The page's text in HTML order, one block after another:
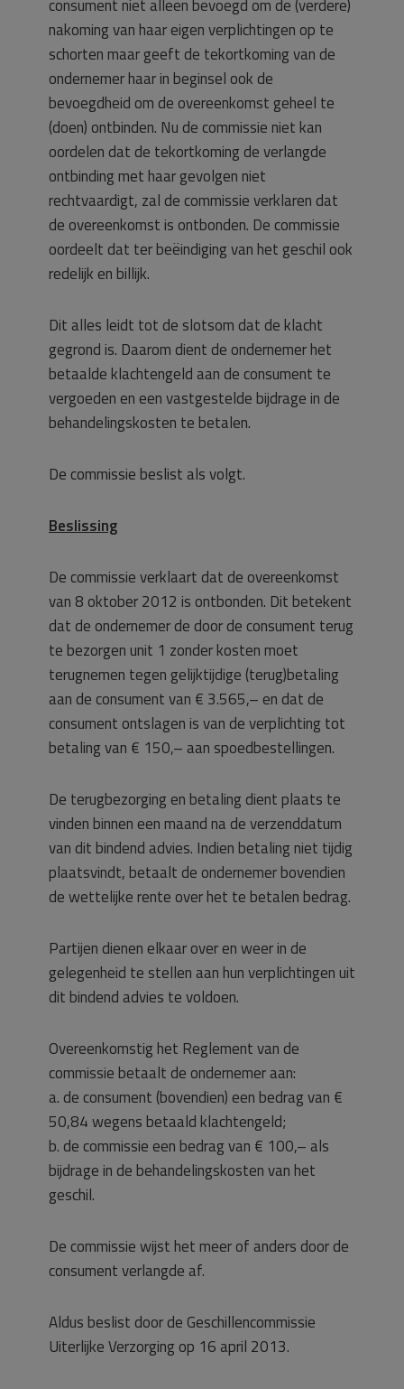
consument niet alleen bevoegd om de (verdere)
nakoming van haar eigen verplichtingen op te
schorten maar geeft de tekortkoming van de
ondernemer haar in beginsel ook de
bevoegdheid om de overeenkomst geheel te
(doen) ontbinden. Nu de commissie niet kan
oordelen dat de tekortkoming de verlangde
ontbinding met haar gevolgen niet
rechtvaardigt, zal de commissie verklaren dat
de overeenkomst is ontbonden. De commissie
oordeelt dat ter beëindiging van het geschil ook
redelijk en billijk.
Dit alles leidt tot de slotsom dat de klacht
gegrond is. Daarom dient de ondernemer het
betaalde klachtengeld aan de consument te
vergoeden en een vastgestelde bijdrage in de
behandelingskosten te betalen.
De commissie beslist als volgt.
Beslissing
De commissie verklaart dat de overeenkomst
van 8 oktober 2012 is ontbonden. Dit betekent
dat de ondernemer de door de consument terug
te bezorgen unit 1 zonder kosten moet
terugnemen tegen gelijktijdige (terug)betaling
aan de consument van € 3.565,– en dat de
consument ontslagen is van de verplichting tot
betaling van € 150,– aan spoedbestellingen.
De terugbezorging en betaling dient plaats te
vinden binnen een maand na de verzenddatum
van dit bindend advies. Indien betaling niet tijdig
plaatsvindt, betaalt de ondernemer bovendien
de wettelijke rente over het te betalen bedrag.
Partijen dienen elkaar over en weer in de
gelegenheid te stellen aan hun verplichtingen uit
dit bindend advies te voldoen.
Overeenkomstig het Reglement van de
commissie betaalt de ondernemer aan:
a. de consument (bovendien) een bedrag van €
50,84 wegens betaald klachtengeld;
b. de commissie een bedrag van € 100,– als
bijdrage in de behandelingskosten van het
geschil.
De commissie wijst het meer of anders door de
consument verlangde af.
Aldus beslist door de Geschillencommissie
Uiterlijke Verzorging op 16 april 2013.